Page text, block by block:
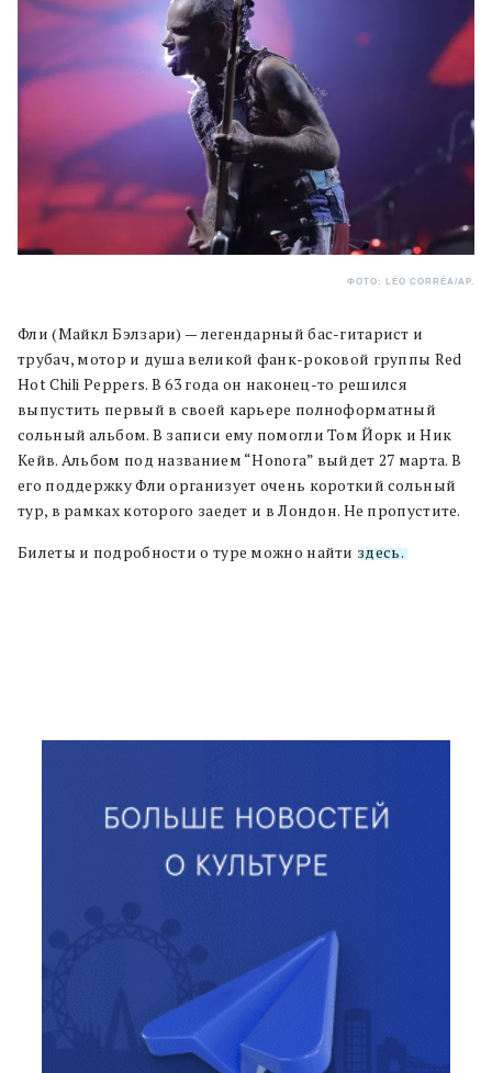
ФОТО: LÉO CORRÊA/AP.
Фли (Майкл Бэлзари) — легендарный бас-гитарист и
трубач, мотор и душа великой фанк-роковой группы Red
Hot Chili Peppers. В 63 года он наконец-то решился
выпустить первый в своей карьере полноформатный
сольный альбом. В записи ему помогли Том Йорк и Ник
Кейв. Альбом под названием “Honora” выйдет 27 марта. В
его поддержку Фли организует очень короткий сольный
тур, в рамках которого заедет и в Лондон. Не пропустите.
Билеты и подробности о туре можно найти здесь.